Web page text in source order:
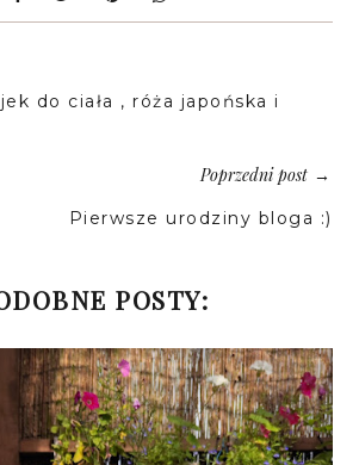
do ciała , róża japońska i
Poprzedni post→
Pierwsze urodziny bloga :)
POSTY: